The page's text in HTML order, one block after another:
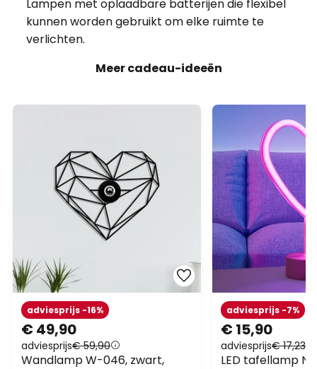
adviesprijs
adviesprijs -16%
Wandlamp W-046, zwart,
hartjesmotief, MDF-hout
lasergesneden
Op voorraad
€ 15,90
adviesprijs€ 17,23
adviesprijs -7%
LED tafellamp
batterijen
Levertijd: 9 - 13